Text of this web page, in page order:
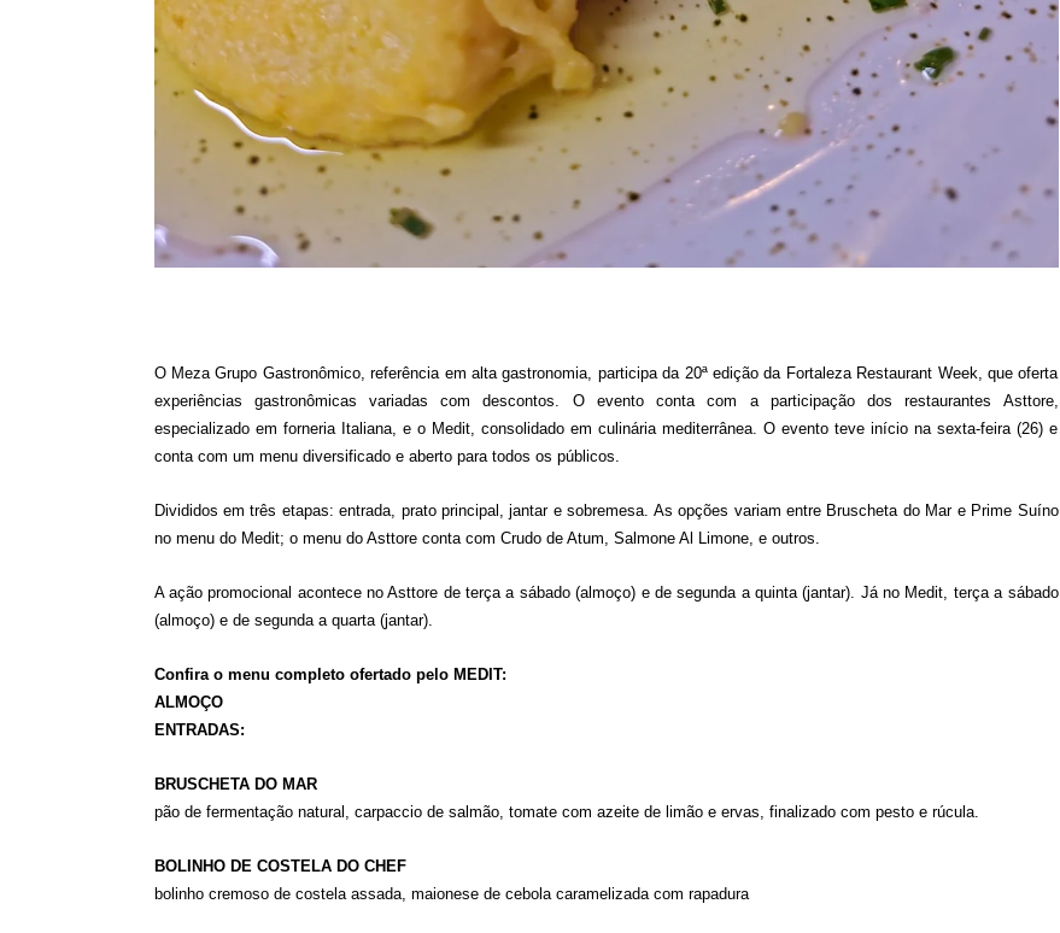
O Meza Grupo Gastronômico, referência em alta gastronomia, participa da 20ª edição da Fortaleza Restaurant Week, que oferta
experiências gastronômicas variadas com descontos. O evento conta com a participação dos restaurantes Asttore,
especializado em forneria Italiana, e o Medit, consolidado em culinária mediterrânea. O evento teve início na sexta-feira (26) e
conta com um menu diversificado e aberto para todos os públicos.
Divididos em três etapas: entrada, prato principal, jantar e sobremesa. As opções variam entre Bruscheta do Mar e Prime Suíno
no menu do Medit; o menu do Asttore conta com Crudo de Atum, Salmone Al Limone, e outros.
A ação promocional acontece no Asttore de terça a sábado (almoço) e de segunda a quinta (jantar). Já no Medit, terça a sábado
(almoço) e de segunda a quarta (jantar).
Confira o menu completo ofertado pelo MEDIT:
ALMOÇO
ENTRADAS:
BRUSCHETA DO MAR
pão de fermentação natural, carpaccio de salmão, tomate com azeite de limão e ervas, finalizado com pesto e rúcula.
BOLINHO DE COSTELA DO CHEF
bolinho cremoso de costela assada, maionese de cebola caramelizada com rapadura